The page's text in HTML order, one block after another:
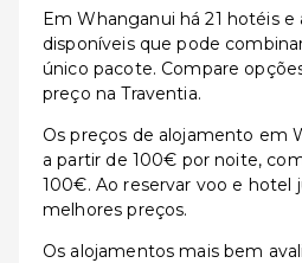
Em Whanganui há 21 hotéis
disponíveis que pode
único pacote. Compare
preço na Traventia.
Os preços de alojamento em
a partir de 100€ por noite,
100€. Ao reservar voo e hotel
melhores preços.
Os alojamentos mais bem